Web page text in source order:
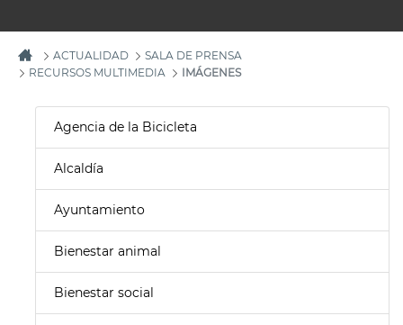
ACTUALIDAD
SALA DE PRENSA
RECURSOS MULTIMEDIA
IMÁGENES
Agencia de la Bicicleta
Alcaldía
Ayuntamiento
Bienestar animal
Bienestar social